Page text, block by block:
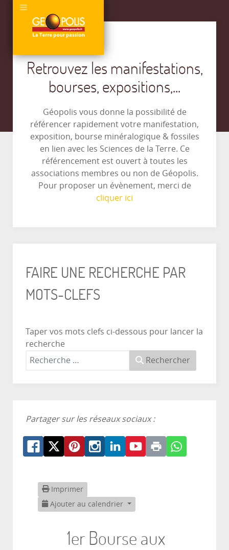
Retrouvez les manifestations,
bourses, expositions,...
Géopolis vous donne la possibilité de
référencer rapidement votre manifestation,
exposition, bourse minéralogique & fossiles
en lien avec les Sciences de la Terre. Ce
référencement est ouvert à toutes les
associations membres ou non de Géopolis.
Pour proposer un évènement, merci de
cliquer ici
FAIRE UNE RECHERCHE PAR
MOTS-CLEFS
Taper vos mots clefs ci-dessous pour lancer la
recherche
Rechercher
Partager sur les réseaux sociaux :
Imprimer
Ajouter au calendrier
1er Bourse aux